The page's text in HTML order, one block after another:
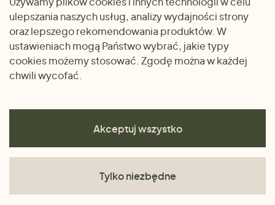
Dlaczego warto kupować
u nas
METODY PŁATNOŚCI
ulepszania naszych usług, analizy wydajności strony
oraz lepszego rekomendowania produktów. W
ustawieniach mogą Państwo wybrać, jakie typy
cookies możemy stosować. Zgodę można w każdej
chwili wycofać.
Akceptuj wszystko
Tylko niezbędne